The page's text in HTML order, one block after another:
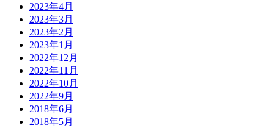
2023年4月
2023年3月
2023年2月
2023年1月
2022年12月
2022年11月
2022年10月
2022年9月
2018年6月
2018年5月